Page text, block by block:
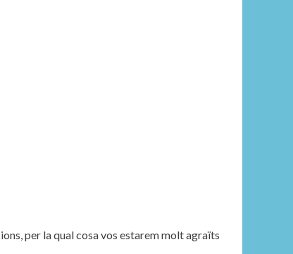
per la qual cosa vos estarem molt agraïts